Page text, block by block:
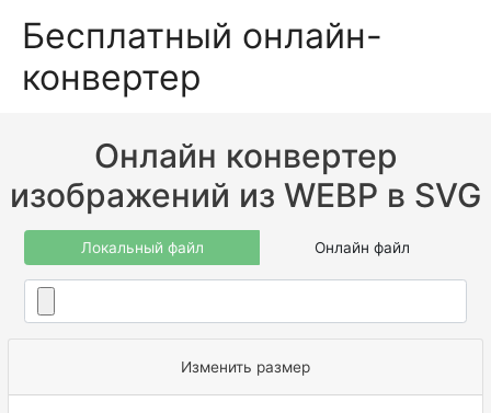
Бесплатный онлайн-
конвертер
Онлайн конвертер
изображений из WEBP в SVG
Локальный файл Онлайн файл
Изменить размер